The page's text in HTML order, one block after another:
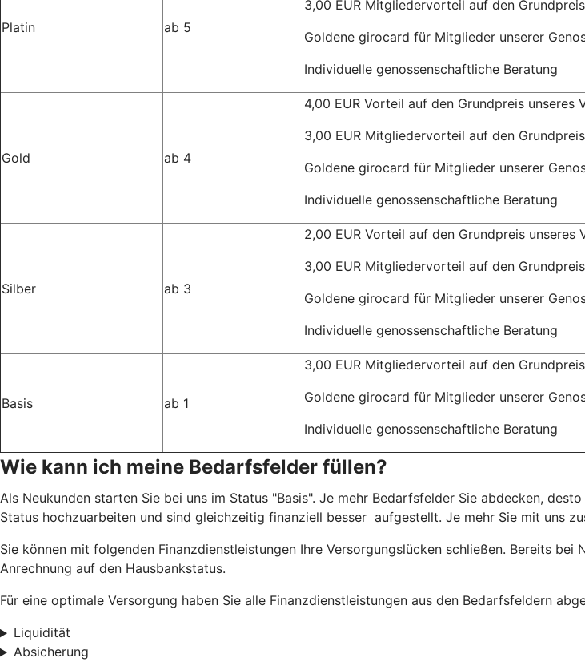
Platin ab 5
3,00 EUR Mitgliedervorteil auf den
Goldene girocard für Mitglieder unserer
Individuelle genossenschaftliche Beratung
Gold ab 4
4,00 EUR Vorteil auf den Grundpreis unseres
3,00 EUR Mitgliedervorteil auf den
Goldene girocard für Mitglieder unserer
Individuelle genossenschaftliche Beratung
Silber ab 3
2,00 EUR Vorteil auf den Grundpreis unseres
3,00 EUR Mitgliedervorteil auf den
Goldene girocard für Mitglieder unserer
Individuelle genossenschaftliche Beratung
Basis ab 1
3,00 EUR Mitgliedervorteil auf den
Goldene girocard für Mitglieder unserer
Individuelle genossenschaftliche Beratung
Wie kann ich meine Bedarfsfelder füllen?
Als Neukunden starten Sie bei uns im Status "Basis". Je mehr Bedarfsfelder Sie abdecken,
Status hochzuarbeiten und sind gleichzeitig finanziell besser aufgestellt. Je mehr Sie mit uns
Sie können mit folgenden Finanzdienstleistungen Ihre Versorgungslücken schließen. Bereits
Anrechnung auf den Hausbankstatus.
Für eine optimale Versorgung haben Sie alle Finanzdienstleistungen aus den Bedarfsfeldern
Liquidität
Absicherung